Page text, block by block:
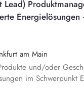
mit Naturschutz-
und
Antragsunterlagen
in
und
Energielösungen
am Main
und/oder
im Schwerpunkt